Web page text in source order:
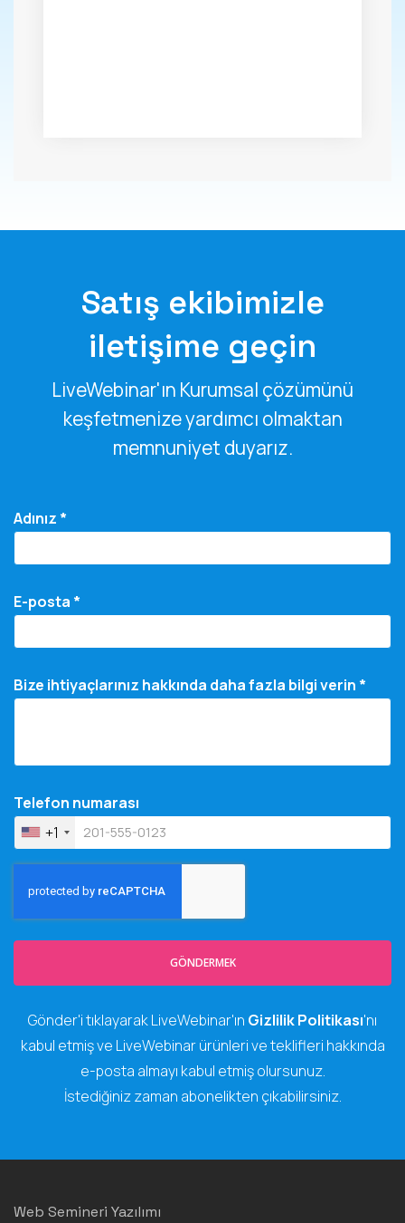
Satış ekibimizle
iletişime geçin
LiveWebinar'ın Kurumsal çözümünü
keşfetmenize yardımcı olmaktan
memnuniyet duyarız.
Adınız *
E-posta *
Bize ihtiyaçlarınız hakkında daha fazla bilgi verin *
Telefon numarası
+1
GÖNDERMEK
Gönder'i tıklayarak LiveWebinar'ın Gizlilik Politikası'nı
kabul etmiş ve LiveWebinar ürünleri ve teklifleri hakkında
e-posta almayı kabul etmiş olursunuz.
İstediğiniz zaman abonelikten çıkabilirsiniz.
Web Semineri Yazılımı